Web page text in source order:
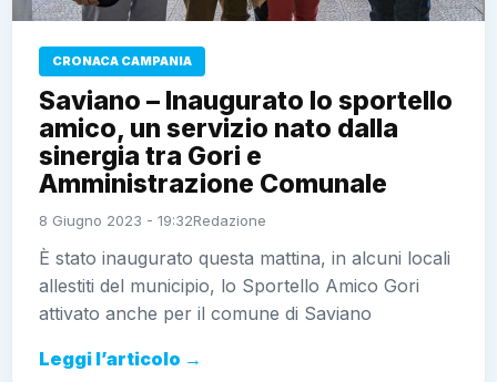
CRONACA CAMPANIA
Saviano – Inaugurato lo sportello
amico, un servizio nato dalla
sinergia tra Gori e
Amministrazione Comunale
8 Giugno 2023 - 19:32Redazione
È stato inaugurato questa mattina, in alcuni locali
allestiti del municipio, lo Sportello Amico Gori
attivato anche per il comune di Saviano
Leggi l’articolo →